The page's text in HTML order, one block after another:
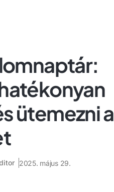
ütemezni a
2025. május 29.